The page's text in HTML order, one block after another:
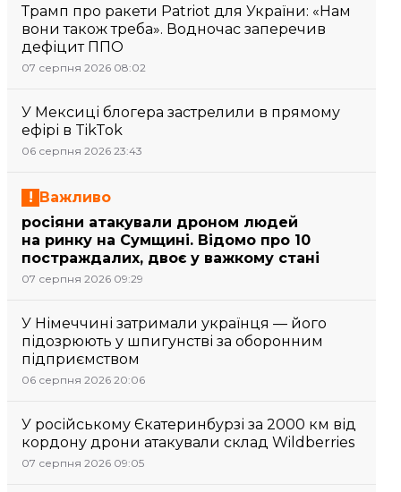
Трамп про ракети Patriot для України: «Нам
вони також треба». Водночас заперечив
дефіцит ППО
07 серпня 2026 08:02
У Мексиці блогера застрелили в прямому
ефірі в TikTok
06 серпня 2026 23:43
Важливо
росіяни атакували дроном людей
на ринку на Сумщині. Відомо про 10
постраждалих, двоє у важкому стані
07 серпня 2026 09:29
У Німеччині затримали українця — його
підозрюють у шпигунстві за оборонним
підприємством
06 серпня 2026 20:06
У російському Єкатеринбурзі за 2000 км від
кордону дрони атакували склад Wildberries
07 серпня 2026 09:05